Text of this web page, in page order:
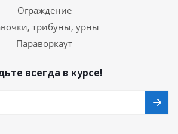
Ограждение
трибуны, урны
Параворкаут
всегда в курсе!